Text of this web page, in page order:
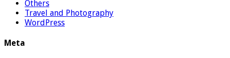
Others
Travel and Photography
WordPress
Meta